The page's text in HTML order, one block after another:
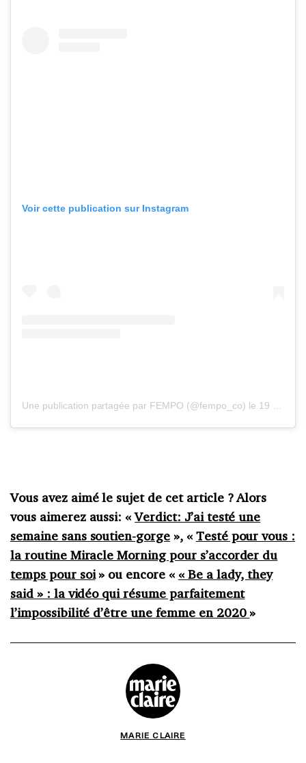
Voir cette publication sur Instagram
Une publication partagée par FEMPO (@fempo_co) le 19 Janv. 2020 à 9 :01 PST
Vous avez aimé le sujet de cet article ? Alors
vous aimerez aussi: «Verdict: J’ai testé une
semaine sans soutien-gorge », « Testé pour vous :
la routine Miracle Morning pour s’accorder du
temps pour soi» ou encore « « Be a lady, they
said » : la vidéo qui résume parfaitement
l’impossibilité d’être une femme en 2020 »
MARIE CLAIRE